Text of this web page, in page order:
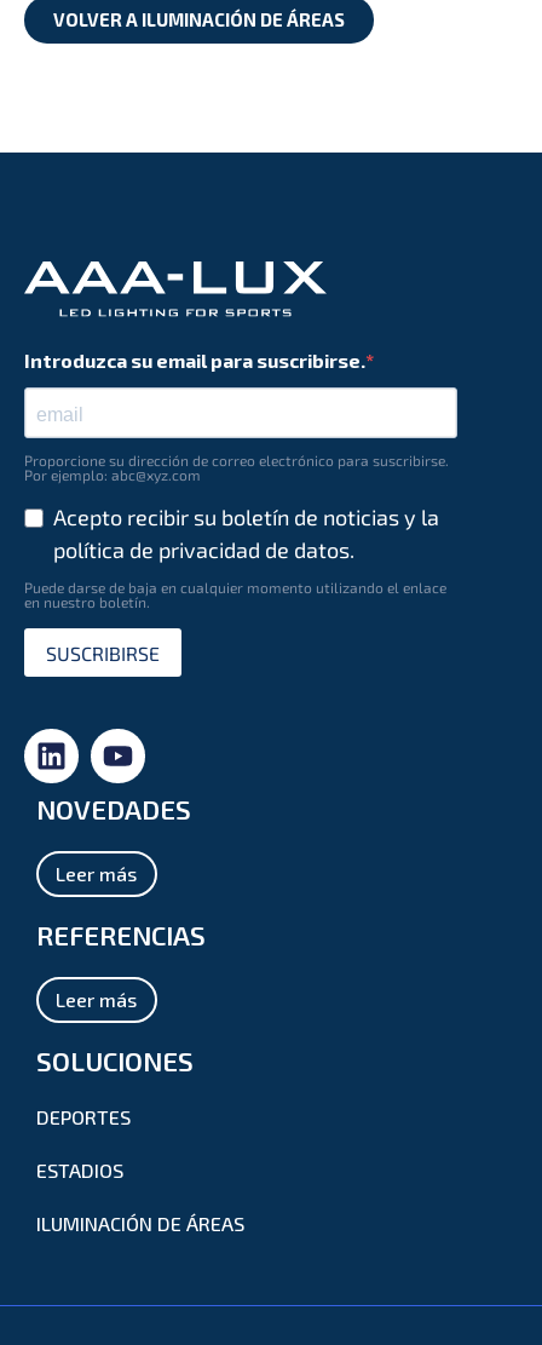
VOLVER A ILUMINACIÓN DE ÁREAS
Introduzca su email para suscribirse.
Proporcione su dirección de correo electrónico para suscribirse.
Por ejemplo: abc@xyz.com
Acepto recibir su boletín de noticias y la
política de privacidad de datos.
Puede darse de baja en cualquier momento utilizando el enlace
en nuestro boletín.
SUSCRIBIRSE
NOVEDADES
Leer más
REFERENCIAS
Leer más
SOLUCIONES
DEPORTES
ESTADIOS
ILUMINACIÓN DE ÁREAS